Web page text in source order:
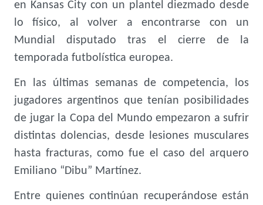
en Kansas City con un plantel diezmado desde
lo físico, al volver a encontrarse con un
Mundial disputado tras el cierre de la
temporada futbolística europea.
En las últimas semanas de competencia, los
jugadores argentinos que tenían posibilidades
de jugar la Copa del Mundo empezaron a sufrir
distintas dolencias, desde lesiones musculares
hasta fracturas, como fue el caso del arquero
Emiliano “Dibu” Martínez.
Entre quienes continúan recuperándose están